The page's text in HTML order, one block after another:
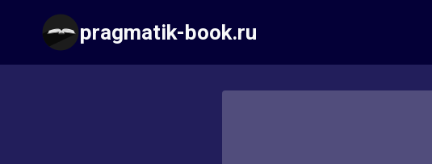
содержимому
pragmatik-book.ru